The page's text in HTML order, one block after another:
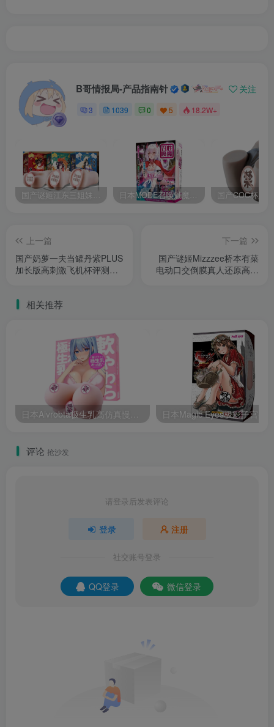
B哥情报局-产品指南针 关注
3 1039 0 5 18.2W+
国产谜姬江东三姐妹国潮飞机杯低中高刺激度全覆盖飞机杯测评报告 日本MODE召唤魅魔飞机杯高刺激榨汁姬名器倒模自慰器使用体验及测评报告
上一篇
国产奶萝一夫当罐丹紫PLUS
加长版高刺激飞机杯评测报
下一篇
国产谜姬Mizzzee桥本有菜
电动口交倒膜真人还原高刺
相关推荐
日本Aivrobta极生乳高仿真慢玩级飞机杯测评报告
评论 抢沙发
请登录后发表评论
登录 注册
社交账号登录
QQ登录 微信登录